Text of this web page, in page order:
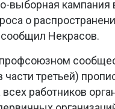
выборная
о
Некрасов.
части третьей)
всех работников